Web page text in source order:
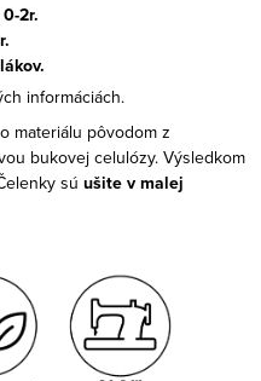
2r.
informáciách.
materiálu pôvodom z
bukovej celulózy. Výsledkom
sú ušite v malej